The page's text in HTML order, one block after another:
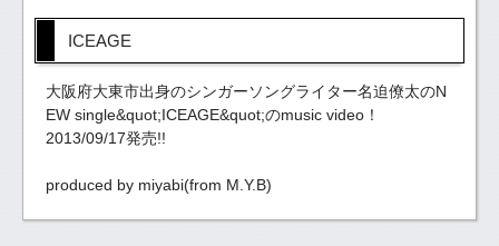
ICEAGE
大阪府大東市出身のシンガーソングライター名迫僚太のN
EW single&quot;ICEAGE&quot;のmusic video！
2013/09/17発売!!
produced by miyabi(from M.Y.B)